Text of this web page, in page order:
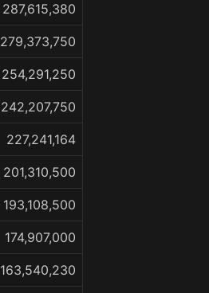
287,615,380
279,373,750
254,291,250
242,207,750
227,241,164
201,310,500
193,108,500
174,907,000
163,540,230